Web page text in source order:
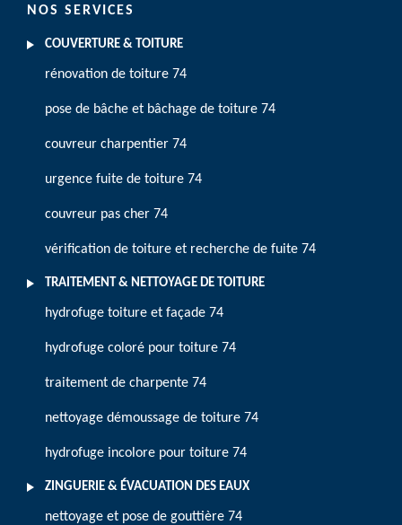
NOS SERVICES
COUVERTURE & TOITURE
rénovation de toiture 74
pose de bâche et bâchage de toiture 74
couvreur charpentier 74
urgence fuite de toiture 74
couvreur pas cher 74
vérification de toiture et recherche de fuite 74
TRAITEMENT & NETTOYAGE DE TOITURE
hydrofuge toiture et façade 74
hydrofuge coloré pour toiture 74
traitement de charpente 74
nettoyage démoussage de toiture 74
hydrofuge incolore pour toiture 74
ZINGUERIE & ÉVACUATION DES EAUX
nettoyage et pose de gouttière 74